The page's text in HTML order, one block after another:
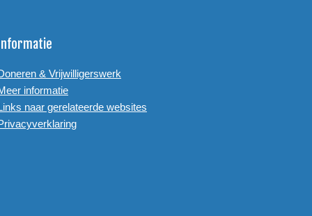
Informatie
& Vrijwilligerswerk
informatie
naar gerelateerde websites